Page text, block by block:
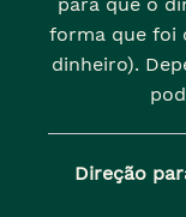
forma que foi
dinheiro).
Direção